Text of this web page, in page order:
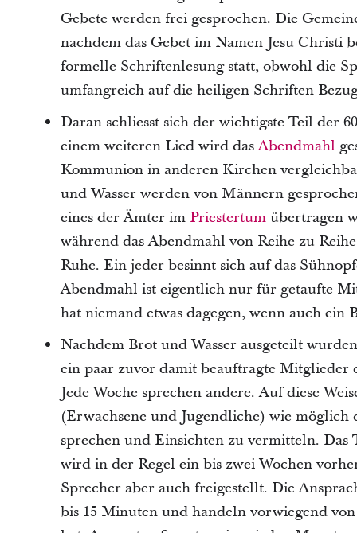
Gebete werden frei gesprochen. Die
nachdem das Gebet im Namen Jesu Christi
formelle Schriftenlesung statt, obwohl die
umfangreich auf die heiligen Schriften
Daran schliesst sich der wichtigste Teil der
einem weiteren Lied wird dasAbendmahl
Kommunion in anderen Kirchen
und Wasser werden von Männern
eines der Ämter im Priestertumübertragen
während das Abendmahl von Reihe zu
Ruhe. Ein jeder besinnt sich auf das
Abendmahl ist eigentlich nur für getaufte
hat niemand etwas dagegen, wenn auch ein
Nachdem Brot und Wasser ausgeteilt
ein paar zuvor damit beauftragte Mitglieder
Jede Woche sprechen andere. Auf diese
(Erwachsene und Jugendliche) wie
sprechen und Einsichten zu vermitteln. Das
wird in der Regel ein bis zwei Wochen
Sprecher aber auch freigestellt. Die
bis 15 Minuten und handeln vorwiegend